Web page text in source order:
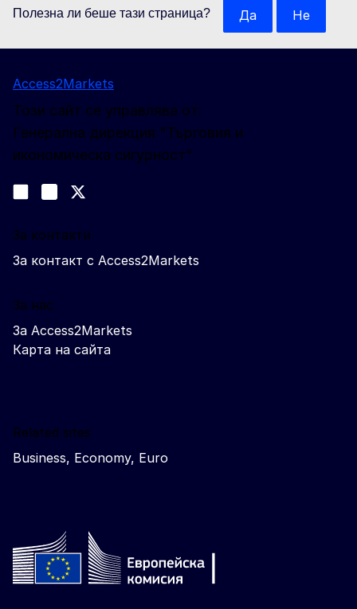
Полезна ли беше тази страница? Да Не
Access2Markets
Този сайт се управлява от:
Генерална дирекция "Търговия и
икономическа сигурност"
Join us on LinkedIn
Trade-Off podcast
За контакти
За контакт с Access2Markets
За нас
За Access2Markets
Карта на сайта
Related sites
Business, Economy, Euro